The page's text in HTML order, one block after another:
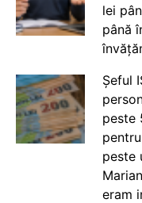
lei
până
Șeful
peste
peste
eram